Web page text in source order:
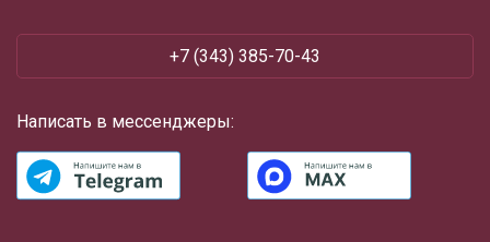
+7 (343) 385-70-43
Написать в мессенджеры: